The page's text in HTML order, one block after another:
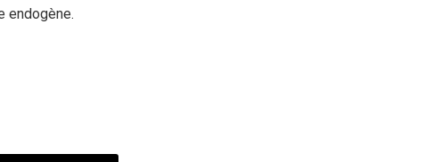
endogène.